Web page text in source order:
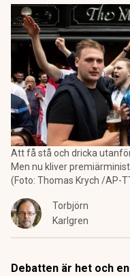
Att få stå och dricka
Men nu kliver
(Foto: Thomas Krych /AP-
Torbjörn
Karlgren
Debatten är het och